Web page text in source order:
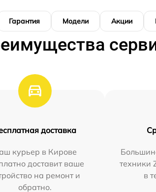
Гарантия Модели Акции
доставка
курьер в Кирове
доставит ваше
на ремонт и
обратно.
техники
в